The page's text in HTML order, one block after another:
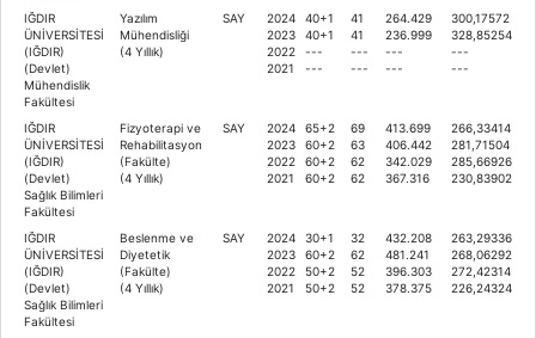
IĞDIR
ÜNİVERSİTESİ
(IĞDIR)
(Devlet)
Mühendislik
Fakültesi
Yazılım
Mühendisliği
(4 Yıllık)
SAY
2024
2023
2022
2021
40+1
40+1
---
---
41
41
---
---
264.429
236.999
---
---
300,17572
328,85254
---
---
IĞDIR
ÜNİVERSİTESİ
(IĞDIR)
(Devlet)
Sağlık Bilimleri
Fakültesi
Fizyoterapi ve
Rehabilitasyon
(Fakülte)
(4 Yıllık)
SAY
2024
2023
2022
2021
65+2
60+2
60+2
60+2
69
63
62
62
413.699
406.442
342.029
367.316
266,33414
281,71504
285,66926
230,83902
IĞDIR
ÜNİVERSİTESİ
(IĞDIR)
(Devlet)
Sağlık Bilimleri
Fakültesi
Beslenme ve
Diyetetik
(Fakülte)
(4 Yıllık)
SAY
2024
2023
2022
2021
30+1
60+2
50+2
50+2
32
62
52
52
432.208
481.241
396.303
378.375
263,29336
268,06292
272,42314
226,24324